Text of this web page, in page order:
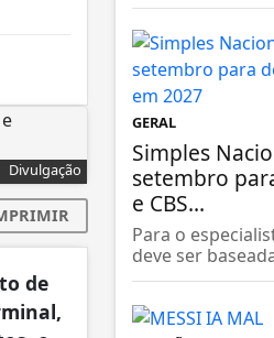
Divulgação
de
GERAL
Simples
setembro
e CBS...
Para o
deve ser